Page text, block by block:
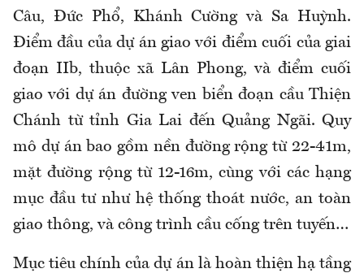
Câu, Đức Phổ, Khánh Cường và Sa Huỳnh.
Điểm đầu của dự án giao với điểm cuối của giai
đoạn IIb, thuộc xã Lân Phong, và điểm cuối
giao với dự án đường ven biển đoạn cầu Thiện
Chánh từ tỉnh Gia Lai đến Quảng Ngãi. Quy
mô dự án bao gồm nền đường rộng từ 22-41m,
mặt đường rộng từ 12-16m, cùng với các hạng
mục đầu tư như hệ thống thoát nước, an toàn
giao thông, và công trình cầu cống trên tuyến…
Mục tiêu chính của dự án là hoàn thiện hạ tầng